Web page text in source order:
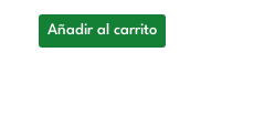
Añadir al carrito